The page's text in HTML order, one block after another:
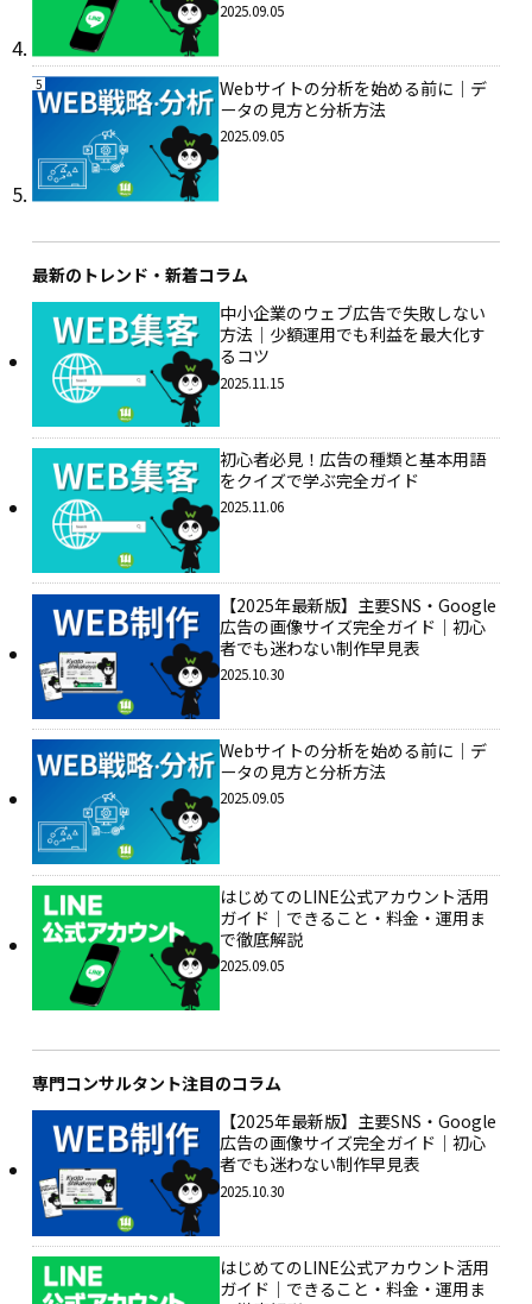
2025.09.05
5
Webサイトの分析を始める前に｜デ
ータの見方と分析方法
2025.09.05
最新のトレンド・新着コラム
中小企業のウェブ広告で失敗しない
方法｜少額運用でも利益を最大化す
るコツ
2025.11.15
初心者必見！広告の種類と基本用語
をクイズで学ぶ完全ガイド
2025.11.06
【2025年最新版】主要SNS・Google
広告の画像サイズ完全ガイド｜初心
者でも迷わない制作早見表
2025.10.30
Webサイトの分析を始める前に｜デ
ータの見方と分析方法
2025.09.05
はじめてのLINE公式アカウント活用
ガイド｜できること・料金・運用ま
で徹底解説
2025.09.05
専門コンサルタント注目のコラム
【2025年最新版】主要SNS・Google
広告の画像サイズ完全ガイド｜初心
者でも迷わない制作早見表
2025.10.30
はじめてのLINE公式アカウント活用
ガイド｜できること・料金・運用ま